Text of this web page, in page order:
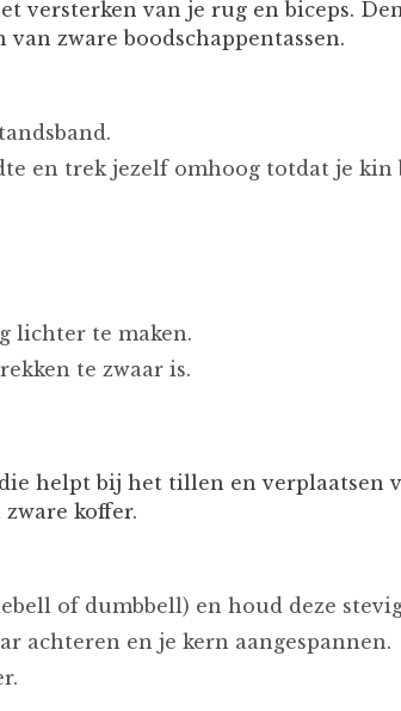
versterken van je rug en biceps.
zware boodschappentassen.
en trek jezelf omhoog totdat je kin
lichter te maken.
te zwaar is.
helpt bij het tillen en verplaatsen
koffer.
of dumbbell) en houd deze
achteren en je kern aangespannen.